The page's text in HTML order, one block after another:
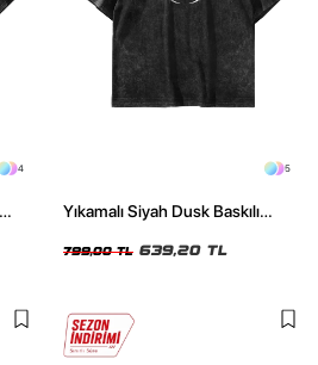
4 5
Yıkamalı Siyah Dusk Baskılı
799,00 TL 639,20 TL